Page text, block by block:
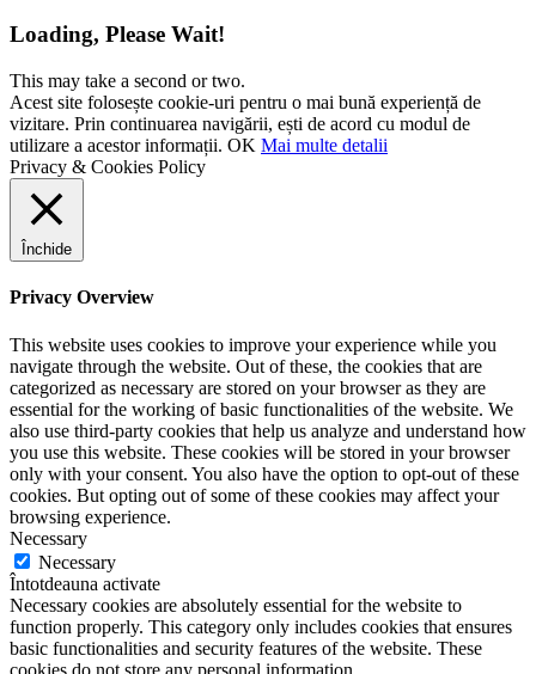
Loading, Please Wait!
This may take a second or two.
Acest site folosește cookie-uri pentru o mai bună experiență de
vizitare. Prin continuarea navigării, ești de acord cu modul de
utilizare a acestor informații. OK Mai multe detalii
Privacy & Cookies Policy
Închide
Privacy Overview
This website uses cookies to improve your experience while you
navigate through the website. Out of these, the cookies that are
categorized as necessary are stored on your browser as they are
essential for the working of basic functionalities of the website. We
also use third-party cookies that help us analyze and understand how
you use this website. These cookies will be stored in your browser
only with your consent. You also have the option to opt-out of these
cookies. But opting out of some of these cookies may affect your
browsing experience.
Necessary
Necessary
Întotdeauna activate
Necessary cookies are absolutely essential for the website to
function properly. This category only includes cookies that ensures
basic functionalities and security features of the website. These
cookies do not store any personal information.